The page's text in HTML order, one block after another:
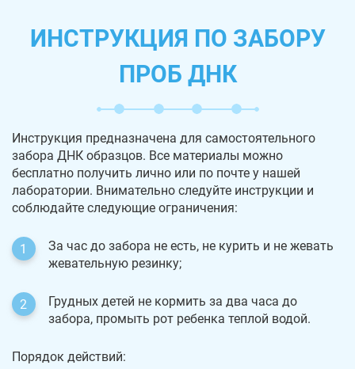
ИНСТРУКЦИЯ ПО ЗАБОРУ
ПРОБ ДНК
Инструкция предназначена для самостоятельного
забора ДНК образцов. Все материалы можно
бесплатно получить лично или по почте у нашей
лаборатории. Внимательно следуйте инструкции и
соблюдайте следующие ограничения:
За час до забора не есть, не курить и не жевать
жевательную резинку;
Грудных детей не кормить за два часа до
забора, промыть рот ребенка теплой водой.
Порядок действий: